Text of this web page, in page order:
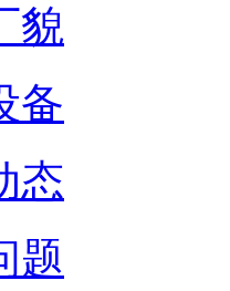
貌
备
态
题